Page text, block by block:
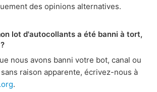
des opinions alternatives.
lot d'autocollants a été banni à tort,
nous avons banni votre bot, canal ou
raison apparente, écrivez-nous à
.